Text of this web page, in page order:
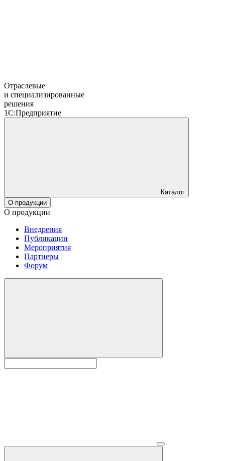
Отраслевые
и специализированные
решения
1С:Предприятие
Каталог
О продукции
О продукции
Внедрения
Публикации
Мероприятия
Партнеры
Форум